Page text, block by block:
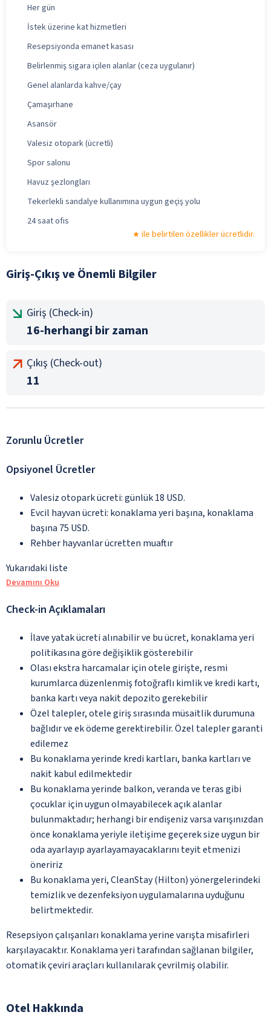
Her gün
İstek üzerine kat hizmetleri
Resepsiyonda emanet kasası
Belirlenmiş sigara içilen alanlar (ceza uygulanır)
Genel alanlarda kahve/çay
Çamaşırhane
Asansör
Valesiz otopark (ücretli)
Spor salonu
Havuz şezlongları
Tekerlekli sandalye kullanımına uygun geçiş yolu
24 saat ofis
ile belirtilen özellikler ücretlidir.
Giriş-Çıkış ve Önemli Bilgiler
Giriş (Check-in)
16-herhangi bir zaman
Çıkış (Check-out)
11
Zorunlu Ücretler
Opsiyonel Ücretler
Valesiz otopark ücreti: günlük 18 USD.
Evcil hayvan ücreti: konaklama yeri başına, konaklama
başına 75 USD.
Rehber hayvanlar ücretten muaftır
Yukarıdaki liste
Devamını Oku
Check-in Açıklamaları
İlave yatak ücreti alınabilir ve bu ücret, konaklama yeri
politikasına göre değişiklik gösterebilir
Olası ekstra harcamalar için otele girişte, resmi
kurumlarca düzenlenmiş fotoğraflı kimlik ve kredi kartı,
banka kartı veya nakit depozito gerekebilir
Özel talepler, otele giriş sırasında müsaitlik durumuna
bağlıdır ve ek ödeme gerektirebilir. Özel talepler garanti
edilemez
Bu konaklama yerinde kredi kartları, banka kartları ve
nakit kabul edilmektedir
Bu konaklama yerinde balkon, veranda ve teras gibi
çocuklar için uygun olmayabilecek açık alanlar
bulunmaktadır; herhangi bir endişeniz varsa varışınızdan
önce konaklama yeriyle iletişime geçerek size uygun bir
oda ayarlayıp ayarlayamayacaklarını teyit etmenizi
öneririz
Bu konaklama yeri, CleanStay (Hilton) yönergelerindeki
temizlik ve dezenfeksiyon uygulamalarına uyduğunu
belirtmektedir.
Resepsiyon çalışanları konaklama yerine varışta misafirleri
karşılayacaktır. Konaklama yeri tarafından sağlanan bilgiler,
otomatik çeviri araçları kullanılarak çevrilmiş olabilir.
Otel Hakkında